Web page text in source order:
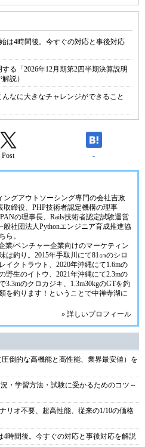
は4時間後。今すぐの対応と事後対応
る「2026年12月期第2四半期決算説明
説）
なに大きなチャレンジができること
Post -
ングアウトソーシング専門の会社吉政
取締役、 PHP技術者認定機構の理事
の理事長、 Rails技術者認定試験運営
般社団法人Pythonエンジニア育成推進協
ら 。
業/ベンチャー企業向けのマーケティン
は釣り。2015年手取川にて81㎝のシロ
イクトラウト、2020年沖縄にて1.6mの
野生のイトウ、2021年沖縄にて2.3mの
3.3mのクロカジキ、1.3m30kgのGTを釣
を釣ります！ということで中禅寺湖に
» 詳しいプロフィール
圧倒的な高機能と高性能、業界最安値）を
・学習方法・試験に受かるためのコツ～
リオ不要、超高性能、従来の1/10の価格
4時間後。今すぐの対応と事後対応を解説